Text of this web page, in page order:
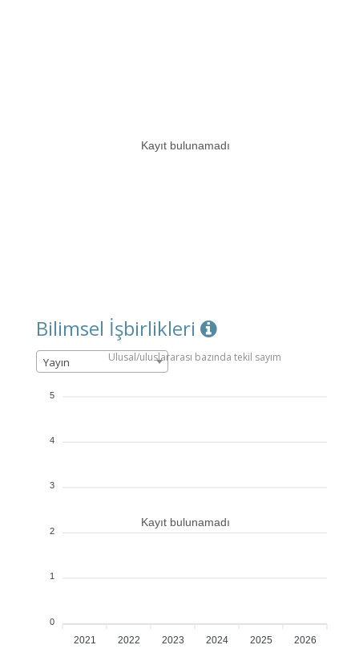
Kayıt bulunamadı
Bilimsel İşbirlikleri
Yayın Ulusal/uluslararası bazında tekil sayım
2021 2022 2023 2024 2025 2026
Kayıt bulunamadı
5
4
3
2
1
0